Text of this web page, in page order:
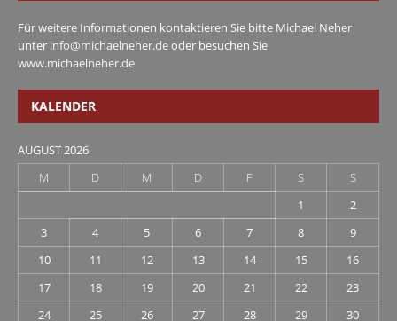
Für weitere Informationen kontaktieren Sie bitte Michael Neher
unter info@michaelneher.deoder besuchen Sie
www.michaelneher.de
KALENDER
AUGUST 2026
M
D M D F S
S
1
2
3
4 5 6 7 8
9
10
11 12 13 14 15
16
17
18 19 20 21 22
23
24
25 26 27 28 29 30